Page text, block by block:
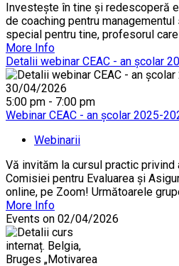
Investește în tine și redescoperă
de coaching pentru
special pentru tine, profesorul
More Info
Detalii webinar CEAC - an școlar
30/04/2026
5:00 pm - 7:00 pm
Webinar CEAC - an școlar 2025-
Webinarii
Vă invităm la cursul practic
Comisiei pentru Evaluarea și
online, pe Zoom! Următoarele
More Info
Events on 02/04/2026